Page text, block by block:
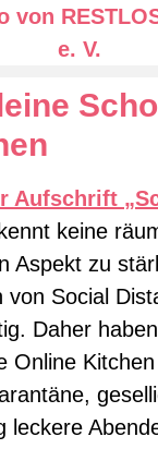
keine
Aspekt zu
von Social
Daher
Online
leckere